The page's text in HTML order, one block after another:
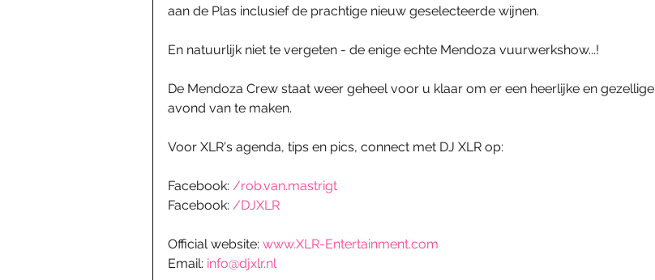
aan de Plas inclusief de prachtige nieuw geselecteerde wijnen.
En natuurlijk niet te vergeten - de enige echte Mendoza vuurwerkshow...!
De Mendoza Crew staat weer geheel voor u klaar om er een heerlijke en gezellige
avond van te maken.
Voor XLR's agenda, tips en pics, connect met DJ XLR op:
Facebook: /rob.van.mastrigt
Facebook: /DJXLR
Official website: www.XLR-Entertainment.com
Email: info@djxlr.nl